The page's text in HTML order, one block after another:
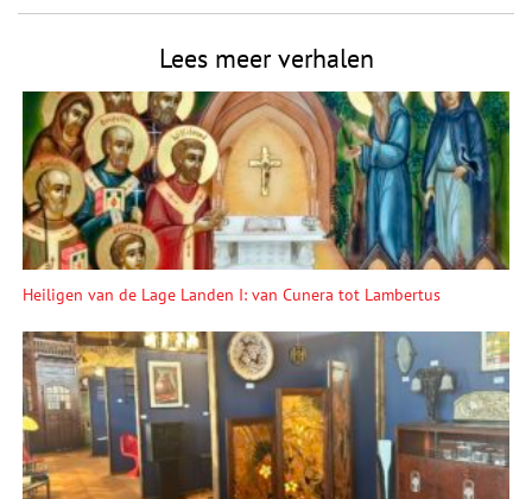
Lees meer verhalen
Heiligen van de Lage Landen I: van Cunera tot Lambertus